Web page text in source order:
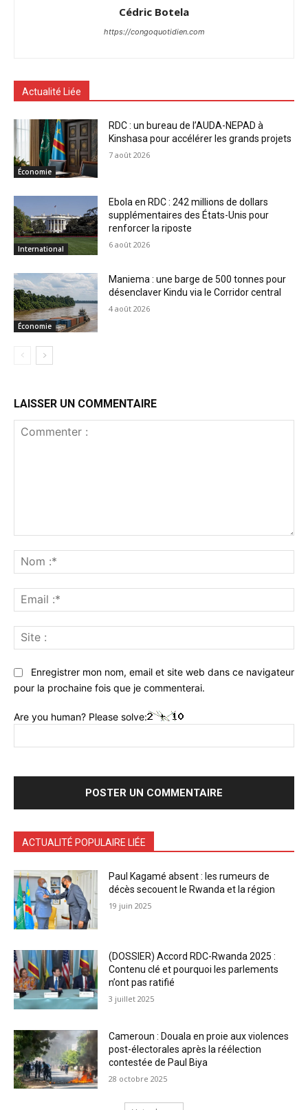
Cédric Botela
https://congoquotidien.com
Actualité Liée
Économie
RDC : un bureau de l’AUDA-NEPAD à
Kinshasa pour accélérer les grands projets
7 août 2026
International
Ebola en RDC : 242 millions de dollars
supplémentaires des États-Unis pour
renforcer la riposte
6 août 2026
Économie
Maniema : une barge de 500 tonnes pour
désenclaver Kindu via le Corridor central
4 août 2026
LAISSER UN COMMENTAIRE
:*
:*
:
Enregistrer mon nom, email et site web dans ce navigateur
pour la prochaine fois que je commenterai.
Are you human? Please solve:
ACTUALITÉ POPULAIRE LIÉE
Paul Kagamé absent : les rumeurs de
décès secouent le Rwanda et la région
19 juin 2025
(DOSSIER) Accord RDC-Rwanda 2025 :
Contenu clé et pourquoi les parlements
n’ont pas ratifié
3 juillet 2025
Cameroun : Douala en proie aux violences
post-électorales après la réélection
contestée de Paul Biya
28 octobre 2025